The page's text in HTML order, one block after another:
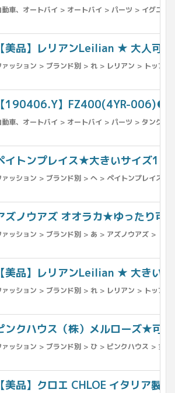
動車、オートバイ > オートバイ > パーツ > イグニッ
【美品】レリアンLeilian ★ 大人可
ァッション > ブランド別 > れ > レリアン > トップス
【190406.Y】FZ400(4YR-006)●
動車、オートバイ > オートバイ > パーツ > タンク >
イトンプレイス★大きいサイズ13
ァッション > ブランド別 > へ > ペイトンプレイス >
ズノウアズ オオラカ★ゆったり可
ァッション > ブランド別 > あ > アズノウアズ > トッ
【美品】レリアンLeilian ★ 大きい
ァッション > ブランド別 > れ > レリアン > トップス
ンクハウス（株）メルローズ★可
ァッション > ブランド別 > ひ > ピンクハウス > 女
【美品】クロエ CHLOE イタリア